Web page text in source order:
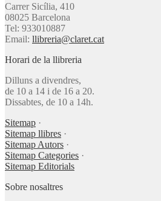
Carrer Sicília, 410
08025 Barcelona
Tel: 933010887
Email: llibreria@claret.cat
Horari de la llibreria
Dilluns a divendres,
de 10 a 14 i de 16 a 20.
Dissabtes, de 10 a 14h.
Sitemap ·
Sitemap llibres ·
Sitemap Autors ·
Sitemap Categories ·
Sitemap Editorials
Sobre nosaltres